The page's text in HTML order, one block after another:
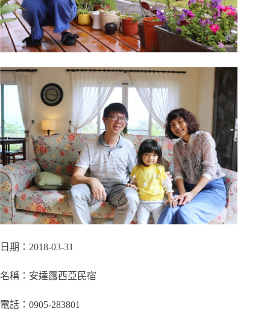
日期：2018-03-31
名稱：安達露西亞民宿
電話：0905-283801